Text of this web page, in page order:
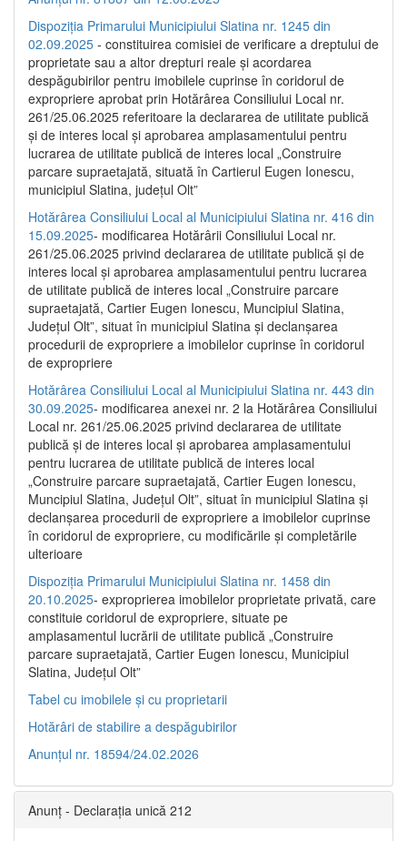
Dispoziția Primarului Municipiului Slatina nr. 1245 din
02.09.2025 - constituirea comisiei de verificare a dreptului de
proprietate sau a altor drepturi reale și acordarea
despăgubirilor pentru imobilele cuprinse în coridorul de
expropriere aprobat prin Hotărârea Consiliului Local nr.
261/25.06.2025 referitoare la declararea de utilitate publică
și de interes local și aprobarea amplasamentului pentru
lucrarea de utilitate publică de interes local „Construire
parcare supraetajată, situată în Cartierul Eugen Ionescu,
municipiul Slatina, județul Olt”
Hotărârea Consiliului Local al Municipiului Slatina nr. 416 din
15.09.2025- modificarea Hotărârii Consiliului Local nr.
261/25.06.2025 privind declararea de utilitate publică și de
interes local și aprobarea amplasamentului pentru lucrarea
de utilitate publică de interes local „Construire parcare
supraetajată, Cartier Eugen Ionescu, Muncipiul Slatina,
Județul Olt”, situat în municipiul Slatina și declanșarea
procedurii de expropriere a imobilelor cuprinse în coridorul
de expropriere
Hotărârea Consiliului Local al Municipiului Slatina nr. 443 din
30.09.2025- modificarea anexei nr. 2 la Hotărârea Consiliului
Local nr. 261/25.06.2025 privind declararea de utilitate
publică şi de interes local şi aprobarea amplasamentului
pentru lucrarea de utilitate publică de interes local
„Construire parcare supraetajată, Cartier Eugen Ionescu,
Muncipiul Slatina, Judeţul Olt”, situat în municipiul Slatina şi
declanşarea procedurii de expropriere a imobilelor cuprinse
în coridorul de expropriere, cu modificările şi completările
ulterioare
Dispoziția Primarului Municipiului Slatina nr. 1458 din
20.10.2025- exproprierea imobilelor proprietate privată, care
constituie coridorul de expropriere, situate pe
amplasamentul lucrării de utilitate publică „Construire
parcare supraetajată, Cartier Eugen Ionescu, Municipiul
Slatina, Județul Olt”
Tabel cu imobilele și cu proprietarii
Hotărâri de stabilire a despăgubirilor
Anunțul nr. 18594/24.02.2026
Anunț - Declarația unică 212